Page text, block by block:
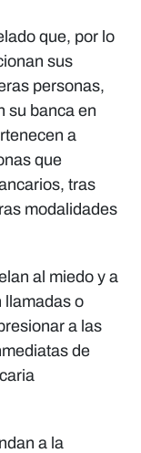
que, por lo
sus
personas,
su banca en
a
que
tras
modalidades
al miedo y a
llamadas o
a las
de
a la
Prensa